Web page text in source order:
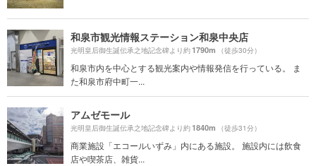
和泉市観光情報ステーション和泉中央店
光明皇后御生誕伝承之地記念碑より約1790m （徒歩30分）
和泉市内を中心とする観光案内や情報発信を行っている。 ま
た和泉市府中町一...
アムゼモール
光明皇后御生誕伝承之地記念碑より約1840m （徒歩31分）
商業施設「エコールいずみ」内にある施設。 施設内には飲食
店や喫茶店、雑貨...